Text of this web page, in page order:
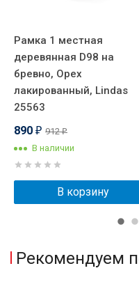
Рамка 1 местная
деревянная D98 на
бревно, Орех
лакированный, Lindas
25563
890 ₽ 912₽
В наличии
В корзину
Рекомендуем